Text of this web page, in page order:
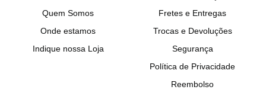
Quem Somos
Onde estamos
Indique nossa Loja
Fretes e Entregas
Trocas e Devoluções
Segurança
Política de Privacidade
Reembolso